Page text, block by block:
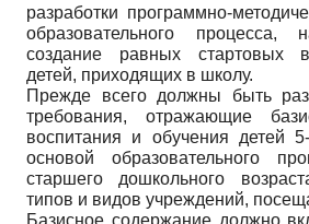
разработки программно-
образовательного процесса,
создание равных стартовых
детей, приходящих в школу.
Прежде всего должны быть
требования, отражающие
воспитания и обучения детей
основой образовательного
старшего дошкольного
типов и видов учреждений,
Базисное содержание должно